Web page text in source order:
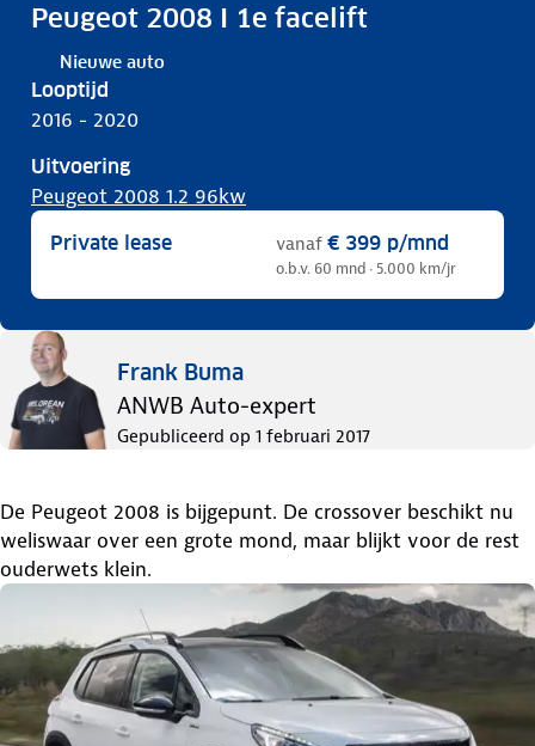
Peugeot 2008 I 1e facelift
Nieuwe auto
Looptijd
2016 - 2020
Uitvoering
Peugeot 2008 1.2 96kw
Private lease vanaf € 399 p/mnd
o.b.v. 60 mnd · 5.000 km/jr
Frank Buma
ANWB Auto-expert
Gepubliceerd op 1 februari 2017
De Peugeot 2008 is bijgepunt. De crossover beschikt nu
weliswaar over een grote mond, maar blijkt voor de rest
ouderwets klein.